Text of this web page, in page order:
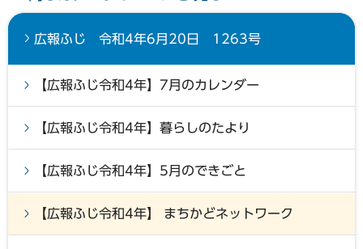
広報ふじ 令和4年6月20日 1263号
【広報ふじ令和4年】7月のカレンダー
【広報ふじ令和4年】暮らしのたより
【広報ふじ令和4年】5月のできごと
【広報ふじ令和4年】 まちかどネットワーク